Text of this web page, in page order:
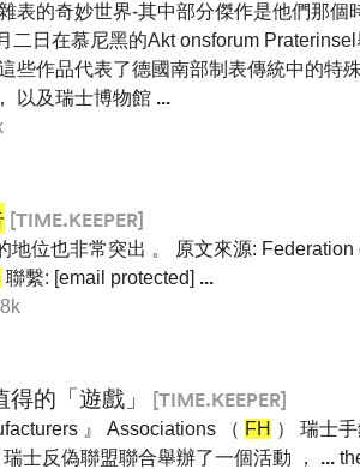
表的奇妙世界-其中部分傑作是他們那個
日在慕尼黑的Akt onsforum Praterinsel
些作品代表了德國南部制表傳統中的特
以及瑞士博物館 ...
[TIME.KEEPER]
地位也非常突出 。 原文來源: Federation
聯繫: [email protected] ...
的「遊戲」 [TIME.KEEPER]
』 Associations （ FH ） 瑞士
士反偽聯盟聯合舉辦了一個活動 ， ...